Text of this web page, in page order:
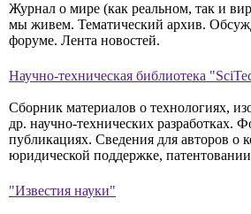
Журнал о мире (как реальном, так и
мы живем. Тематический архив.
форуме. Лента новостей.
Научно-техническая библиотека
Сборник материалов о технологиях,
др. научно-технических разработках.
публикациях. Сведения для авторов о
юридической поддержке,
"Известия науки"